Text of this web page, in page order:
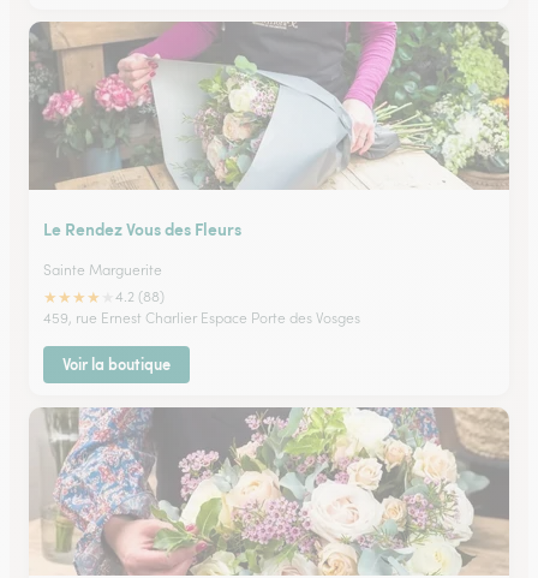
Le Rendez Vous des Fleurs
Sainte Marguerite
★★★★
4.2 (88)
459, rue Ernest Charlier Espace Porte des Vosges
Voir la boutique